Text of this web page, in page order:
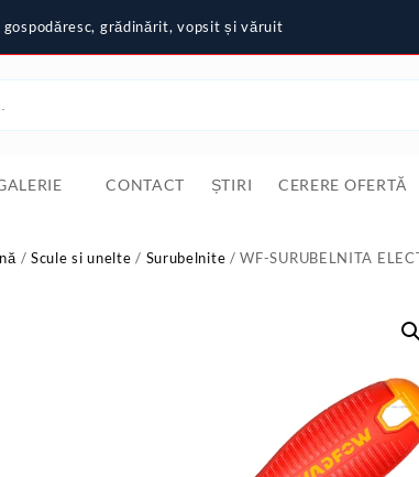
grădinărit, vopsit și văruit
CONTACT ȘTIRI CERERE OFERTĂ
/ Scule si unelte / Surubelnite / WF-SURUBELNITA